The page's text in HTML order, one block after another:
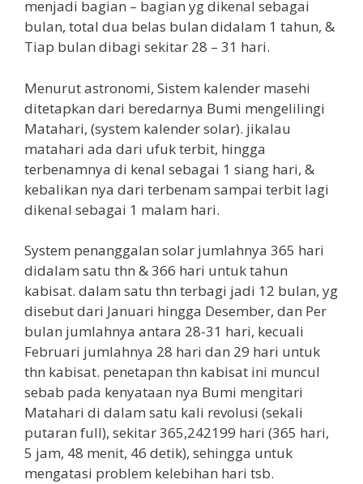
menjadi bagian – bagian yg dikenal sebagai
bulan, total dua belas bulan didalam 1 tahun, &
Tiap bulan dibagi sekitar 28 – 31 hari.
Menurut astronomi, Sistem kalender masehi
ditetapkan dari beredarnya Bumi mengelilingi
Matahari, (system kalender solar). jikalau
matahari ada dari ufuk terbit, hingga
terbenamnya di kenal sebagai 1 siang hari, &
kebalikan nya dari terbenam sampai terbit lagi
dikenal sebagai 1 malam hari.
System penanggalan solar jumlahnya 365 hari
didalam satu thn & 366 hari untuk tahun
kabisat. dalam satu thn terbagi jadi 12 bulan, yg
disebut dari Januari hingga Desember, dan Per
bulan jumlahnya antara 28-31 hari, kecuali
Februari jumlahnya 28 hari dan 29 hari untuk
thn kabisat. penetapan thn kabisat ini muncul
sebab pada kenyataan nya Bumi mengitari
Matahari di dalam satu kali revolusi (sekali
putaran full), sekitar 365,242199 hari (365 hari,
5 jam, 48 menit, 46 detik), sehingga untuk
mengatasi problem kelebihan hari tsb.